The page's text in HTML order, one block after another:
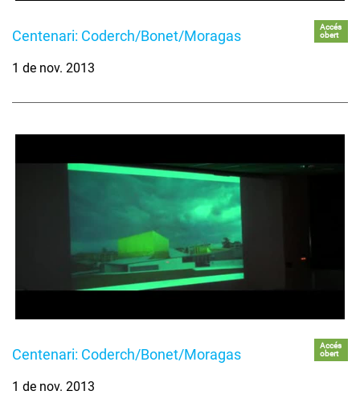
Centenari: Coderch/Bonet/Moragas
Accés
obert
1 de nov. 2013
Centenari: Coderch/Bonet/Moragas
Accés
obert
1 de nov. 2013